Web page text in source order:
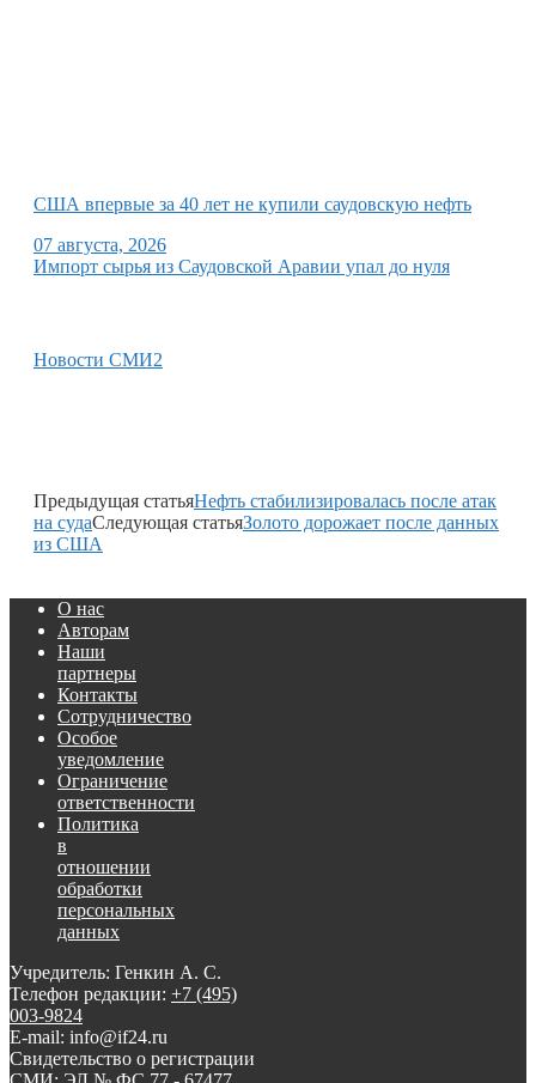
США впервые за 40 лет не купили саудовскую нефть
07 августа, 2026
Импорт сырья из Саудовской Аравии упал до нуля
Новости СМИ2
Предыдущая статьяНефть стабилизировалась после атак
на судаСледующая статьяЗолото дорожает после данных
из США
О нас
Авторам
Наши
партнеры
Контакты
Сотрудничество
Особое
уведомление
Ограничение
ответственности
Политика
в
отношении
обработки
персональных
данных
Учредитель: Генкин А. С.
Телефон редакции: +7 (495)
003-9824
E-mail: info@if24.ru
Свидетельство о регистрации